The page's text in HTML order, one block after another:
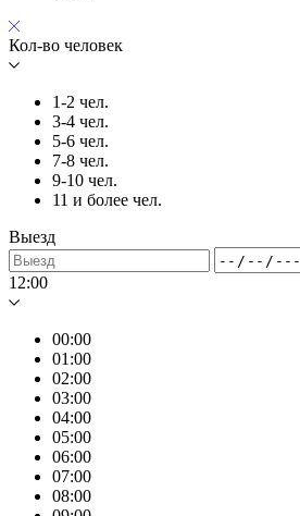
Кол-во человек
1-2 чел.
3-4 чел.
5-6 чел.
7-8 чел.
9-10 чел.
11 и более чел.
Выезд
12:00
00:00
01:00
02:00
03:00
04:00
05:00
06:00
07:00
08:00